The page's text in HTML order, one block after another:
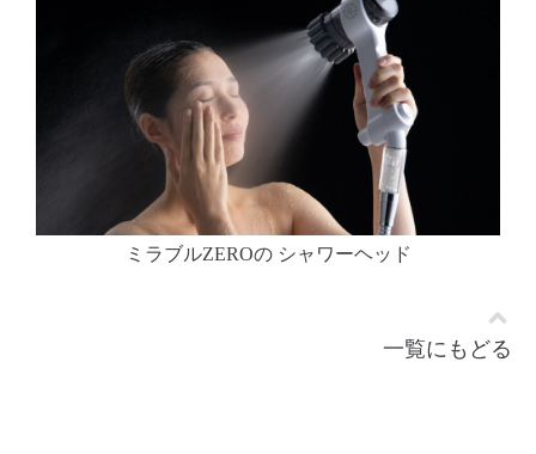
ミラブルZEROの シャワーヘッド
一覧にもどる